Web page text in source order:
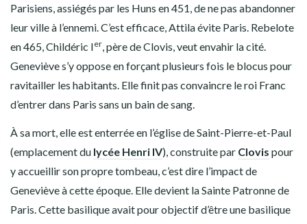
Parisiens, assiégés par les Huns en 451, de ne pas abandonner
leur ville à l’ennemi. C’est efficace, Attila évite Paris. Rebelote
en 465, Childéric Ier , père de Clovis, veut envahir la cité.
Geneviève s’y oppose en forçant plusieurs fois le blocus pour
ravitailler les habitants. Elle finit pas convaincre le roi Franc
d’entrer dans Paris sans un bain de sang.
À sa mort, elle est enterrée en l’église de Saint-Pierre-et-Paul
(emplacement du lycée Henri IV), construite par Clovis pour
y accueillir son propre tombeau, c’est dire l’impact de
Geneviève à cette époque. Elle devient la Sainte Patronne de
Paris. Cette basilique avait pour objectif d’être une basilique